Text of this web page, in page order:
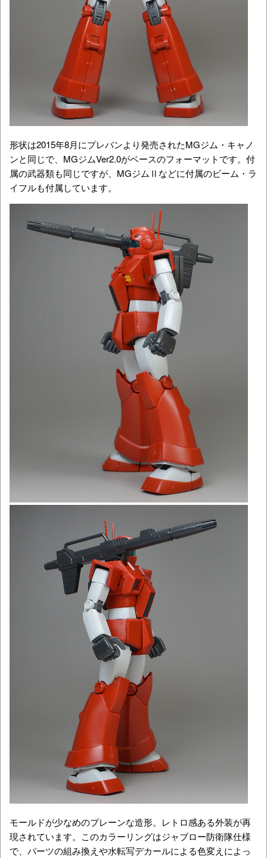
形状は2015年8月にプレバンより発売されたMGジム・キャノ
ンと同じで、MGジムVer2.0がベースのフォーマットです。付
属の武器類も同じですが、MGジムⅡなどに付属のビーム・ラ
イフルも付属しています。
モールドが少なめのプレーンな造形。レトロ感ある外装が再
現されています。このカラーリングはジャブロー防衛隊仕様
で、パーツの組み換えや水転写デカールによる色変えによっ